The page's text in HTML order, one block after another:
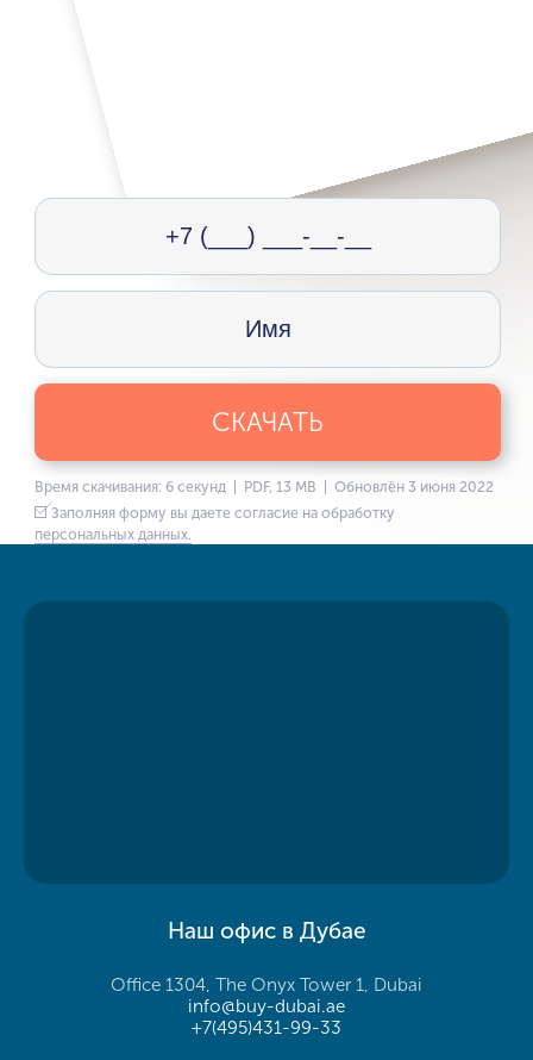
СКАЧАТЬ
Время скачивания: 6 секунд | PDF, 13 MB | Обновлён 3 июня 2022
Заполняя форму вы даете согласие на обработку
персональных данных.
Наш офис в Дубае
Office 1304, The Onyx Tower 1, Dubai
info@buy-dubai.ae
+7(495)431-99-33